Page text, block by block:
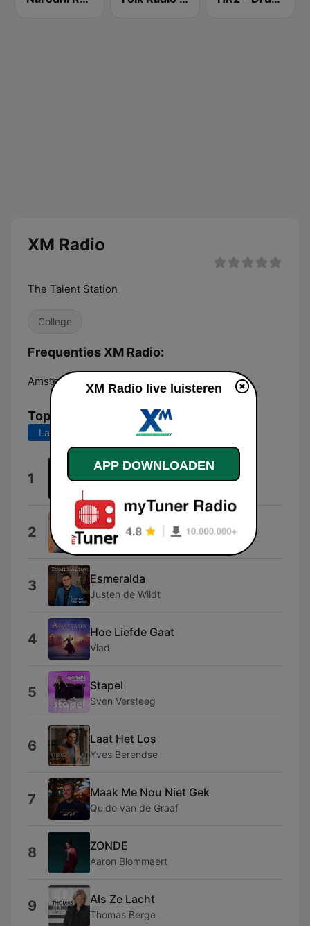
XM Radio
The Talent Station
College
Frequenties XM Radio:
Amsterdam: Online
Top nummers
Laatste 7 dagen Laatste 30 dagen
1 Heel Even
2 Zwoele Zomernachten
Danny Van Loon
3 Esmeralda
Justen de Wildt
4 Hoe Liefde Gaat
Vlad
5 Stapel
Sven Versteeg
6 Laat Het Los
Yves Berendse
7 Maak Me Nou Niet Gek
Quido van de Graaf
8 ZONDE
Aaron Blommaert
9 Als Ze Lacht
Thomas Berge
XM Radio live luisteren
APP DOWNLOADEN